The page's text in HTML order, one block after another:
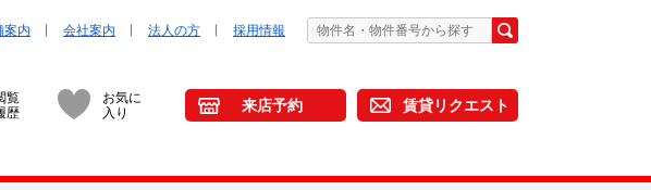
案内 会社案内 法人の方 採用情報
覧
歴
お気に
入り
来店予約 賃貸リクエスト